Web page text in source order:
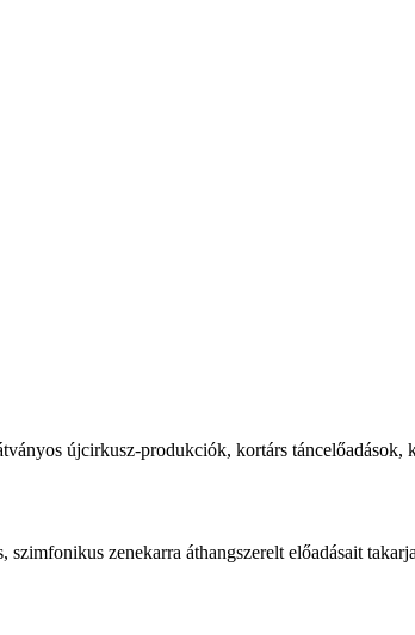
újcirkusz-produkciók, kortárs táncelőadások,
zenekarra áthangszerelt előadásait